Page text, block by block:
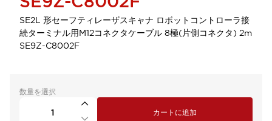
SE2L 形セーフティレーザスキャナ ロボットコントローラ接
続ターミナル用M12コネクタケーブル 8極(片側コネクタ) 2m
SE9Z-C8002F
数量を選択
カートに追加